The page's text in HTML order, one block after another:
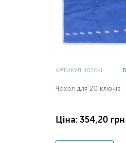
АРТИКУЛ: 1020-1
Чохол для 20 ключів
Ціна: 354,20 грн